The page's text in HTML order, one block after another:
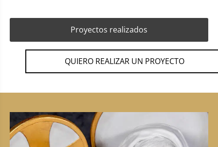
Proyectos realizados
QUIERO REALIZAR UN PROYECTO